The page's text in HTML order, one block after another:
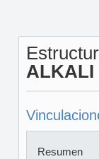
ALKALI
Resumen